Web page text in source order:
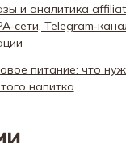
и аналитика
питание: что
напитка